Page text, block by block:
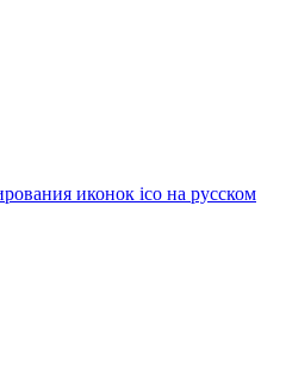
иконок ico на русском